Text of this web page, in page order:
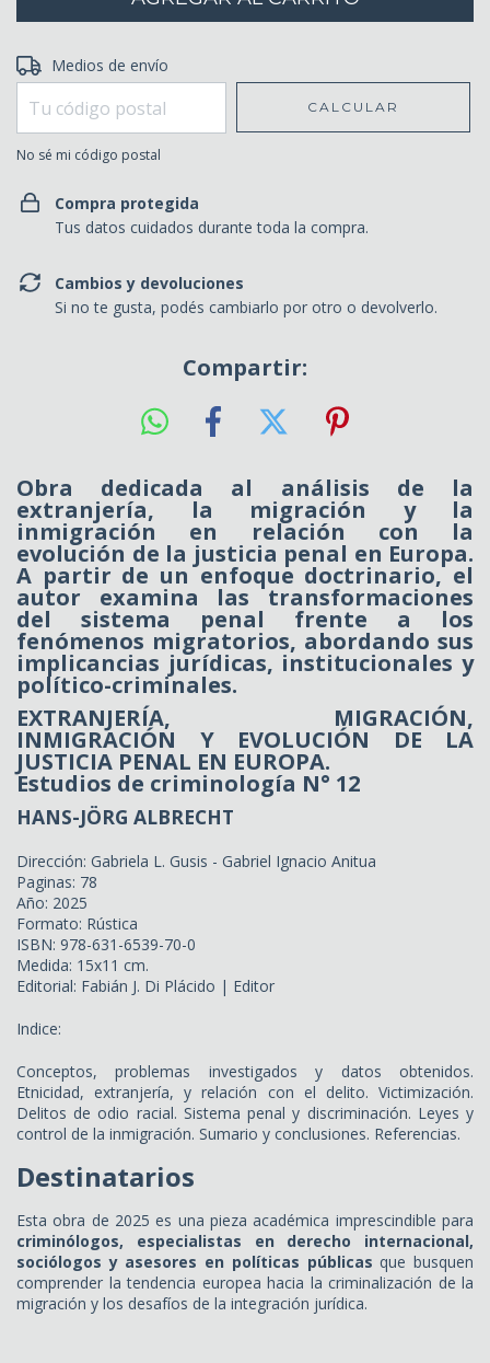
Entregas para el CP:
Medios de envío
CALCULAR
No sé mi código postal
Compra protegida
Tus datos cuidados durante toda la compra.
Cambios y devoluciones
Si no te gusta, podés cambiarlo por otro o devolverlo.
Compartir:
Obra dedicada al análisis de la
extranjería, la migración y la
inmigración en relación con la
evolución de la justicia penal en Europa.
A partir de un enfoque doctrinario, el
autor examina las transformaciones
del sistema penal frente a los
fenómenos migratorios, abordando sus
implicancias jurídicas, institucionales y
político-criminales.
EXTRANJERÍA, MIGRACIÓN,
INMIGRACIÓN Y EVOLUCIÓN DE LA
JUSTICIA PENAL EN EUROPA.
Estudios de criminología N° 12
HANS-JÖRG ALBRECHT
Dirección: Gabriela L. Gusis - Gabriel Ignacio Anitua
Paginas: 78
Año: 2025
Formato: Rústica
ISBN: 978-631-6539-70-0
Medida: 15x11 cm.
Editorial: Fabián J. Di Plácido | Editor
Indice:
Conceptos, problemas investigados y datos obtenidos.
Etnicidad, extranjería, y relación con el delito. Victimización.
Delitos de odio racial. Sistema penal y discriminación. Leyes y
control de la inmigración. Sumario y conclusiones. Referencias.
Destinatarios
Esta obra de 2025 es una pieza académica imprescindible para
criminólogos, especialistas en derecho internacional,
sociólogos y asesores en políticas públicas que busquen
comprender la tendencia europea hacia la criminalización de la
migración y los desafíos de la integración jurídica.